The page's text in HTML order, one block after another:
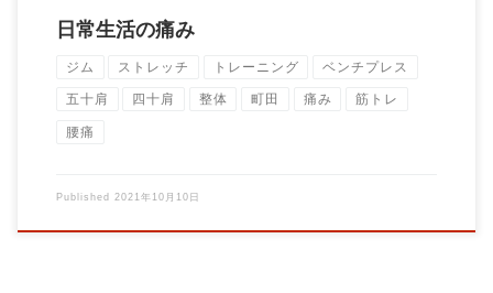
日常生活の痛み
ジム ストレッチ トレーニング ベンチプレス
五十肩 四十肩 整体 町田 痛み 筋トレ
腰痛
Published 2021年10月10日